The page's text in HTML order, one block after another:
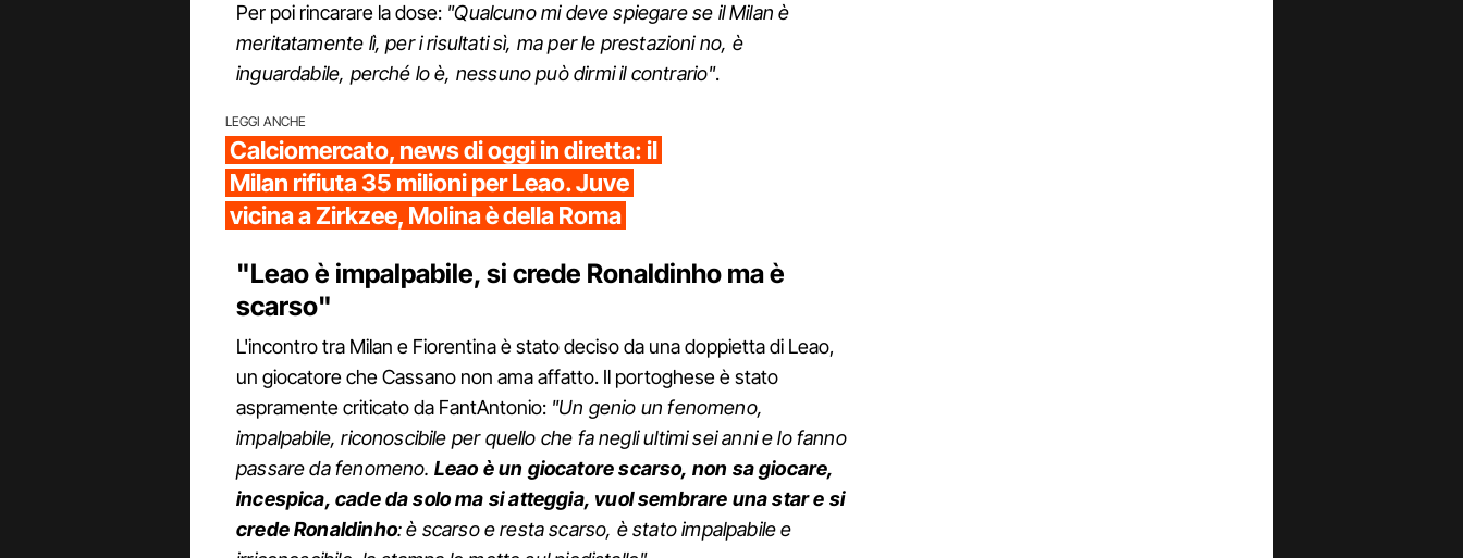
Per poi rincarare la dose: "Qualcuno mi deve spiegare se il Milan è
meritatamente lì, per i risultati sì, ma per le prestazioni no, è
inguardabile, perché lo è, nessuno può dirmi il contrario".
LEGGI ANCHE
Calciomercato, news di oggi in diretta: il
Milan rifiuta 35 milioni per Leao. Juve
vicina a Zirkzee, Molina è della Roma
"Leao è impalpabile, si crede Ronaldinho ma è
scarso"
L'incontro tra Milan e Fiorentina è stato deciso da una doppietta di Leao,
un giocatore che Cassano non ama affatto. Il portoghese è stato
aspramente criticato da FantAntonio: "Un genio un fenomeno,
impalpabile, riconoscibile per quello che fa negli ultimi sei anni e lo fanno
passare da fenomeno. Leao è un giocatore scarso, non sa giocare,
incespica, cade da solo ma si atteggia, vuol sembrare una star e si
crede Ronaldinho: è scarso e resta scarso, è stato impalpabile e